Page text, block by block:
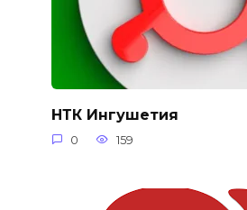
НТК Ингушетия
0 159